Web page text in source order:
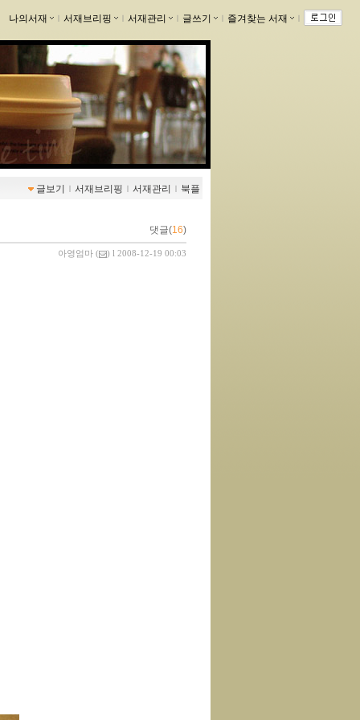
나의서재 서재브리핑 서재관리 글쓰기 즐겨찾는 서재
글보기 ｌ 서재브리핑 ｌ 서재관리 ｌ 북플
댓글(16)
아영엄마 ( ) l 2008-12-19 00:03